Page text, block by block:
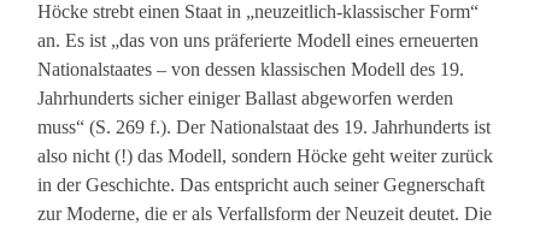
Höcke strebt einen Staat in „neuzeitlich-klassischer Form“
an. Es ist „das von uns präferierte Modell eines erneuerten
Nationalstaates – von dessen klassischen Modell des 19.
Jahrhunderts sicher einiger Ballast abgeworfen werden
muss“ (S. 269 f.). Der Nationalstaat des 19. Jahrhunderts ist
also nicht (!) das Modell, sondern Höcke geht weiter zurück
in der Geschichte. Das entspricht auch seiner Gegnerschaft
zur Moderne, die er als Verfallsform der Neuzeit deutet. Die